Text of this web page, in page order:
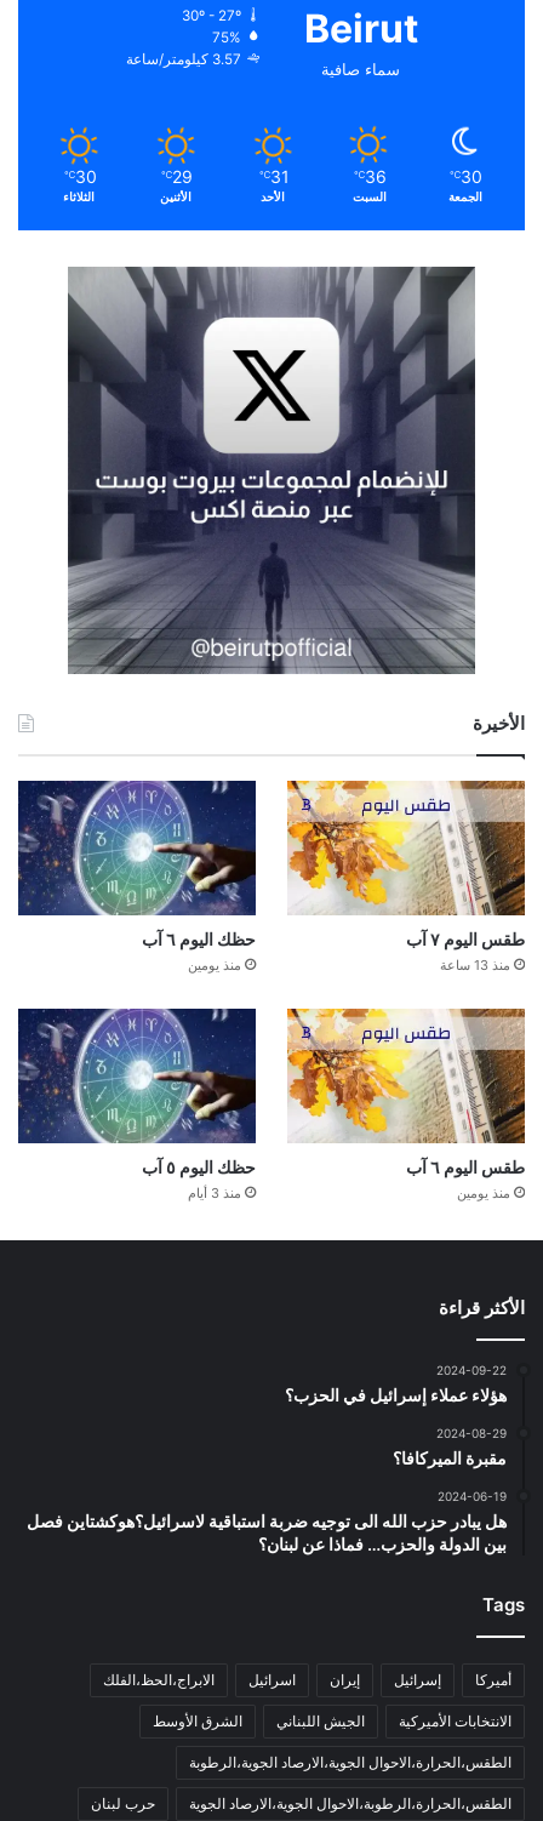
Beirut
سماء صافية
30º - 27º
75%
3.57 كيلومتر/ساعة
30
℃
الجمعة
36
℃
السبت
31
℃
الأحد
29
℃
الأثنين
30
℃
الثلاثاء
الأخيرة
طقس اليوم ٧ آب
منذ 13 ساعة
حظك اليوم ٦ آب
منذ يومين
طقس اليوم ٦ آب
منذ يومين
حظك اليوم ٥ آب
منذ 3 أيام
الأكثر قراءة
2024-09-22
هؤلاء عملاء إسرائيل في الحزب؟
2024-08-29
مقبرة الميركافا؟
2024-06-19
هل يبادر حزب الله الى توجيه ضربة استباقية لاسرائيل؟هوكشتاين فصل
بين الدولة والحزب… فماذا عن لبنان؟
Tags
أميركا إسرائيل إيران اسرائيل الابراج،الحظ،الفلك
الانتخابات الأميركية الجيش اللبناني الشرق الأوسط
الطقس،الحرارة،الاحوال الجوية،الارصاد الجوية،الرطوبة
الطقس،الحرارة،الرطوبة،الاحوال الجوية،الارصاد الجوية حرب لبنان